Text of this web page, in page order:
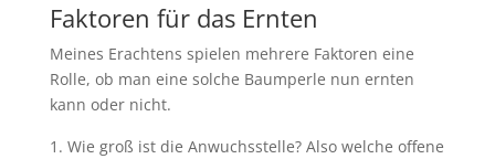
Faktoren für das Ernten
Meines Erachtens spielen mehrere Faktoren eine
Rolle, ob man eine solche Baumperle nun ernten
kann oder nicht.
Wie groß ist die Anwuchsstelle? Also welche offene